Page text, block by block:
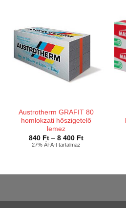
Austrotherm GRAFIT 80
homlokzati hőszigetelő
lemez
840 Ft – 8 400 FtÁrtartomány:
27% ÁFA-t tartalmaz